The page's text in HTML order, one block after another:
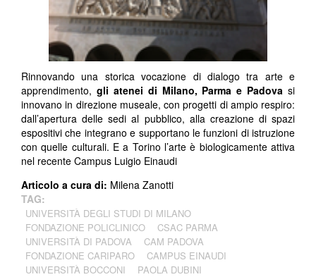
Rinnovando una storica vocazione di dialogo tra arte e
apprendimento, gli atenei di Milano, Parma e Padova si
innovano in direzione museale, con progetti di ampio respiro:
dall’apertura delle sedi al pubblico, alla creazione di spazi
espositivi che integrano e supportano le funzioni di istruzione
con quelle culturali. E a Torino l’arte è biologicamente attiva
nel recente Campus Luigio Einaudi
Articolo a cura di: Milena Zanotti ​
TAG:
UNIVERSITÀ DEGLI STUDI DI MILANO
FONDAZIONE POLICLINICO
CSAC PARMA
UNIVERSITÀ DI PADOVA
CAM PADOVA
FONDAZIONE CARIPARO
CAMPUS EINAUDI
UNIVERSITÀ BOCCONI
PAOLA DUBINI